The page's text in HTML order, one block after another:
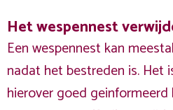
Het wespennest
Een wespennest kan
nadat het bestreden is. Het
hierover goed